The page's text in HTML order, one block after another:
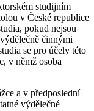
studijním
v České republice
pokud nejsou
činnými
se pro účely této
v němž osoba
a v předposlední
výdělečné